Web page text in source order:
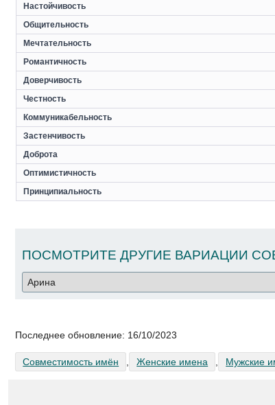
Настойчивость
Общительность
Мечтательность
Романтичность
Доверчивость
Честность
Коммуникабельность
Застенчивость
Доброта
Оптимистичность
Принципиальность
ПОСМОТРИТЕ ДРУГИЕ ВАРИАЦИИ
Последнее обновление: 16/10/2023
Совместимость имён Женские имена Мужские